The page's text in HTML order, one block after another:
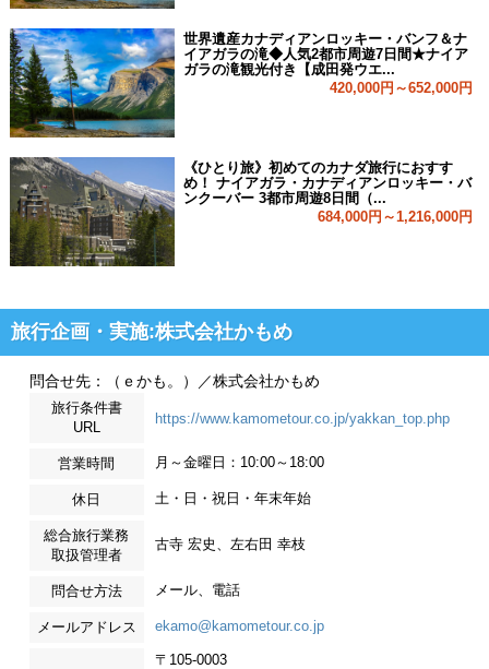
世界遺産カナディアンロッキー・バンフ＆ナ
イアガラの滝◆人気2都市周遊7日間★ナイア
ガラの滝観光付き【成田発ウエ...
420,000円～652,000円
《ひとり旅》初めてのカナダ旅行におすす
め！ ナイアガラ・カナディアンロッキー・バ
ンクーバー 3都市周遊8日間（...
684,000円～1,216,000円
旅行企画・実施:株式会社かもめ
問合せ先：（ｅかも。）／株式会社かもめ
旅行条件書
URL
https://www.kamometour.co.jp/yakkan_top.php
営業時間 月～金曜日：10:00～18:00
休日 土・日・祝日・年末年始
総合旅行業務
取扱管理者
古寺 宏史、左右田 幸枝
問合せ方法 メール、電話
メールアドレス ekamo@kamometour.co.jp
〒105-0003